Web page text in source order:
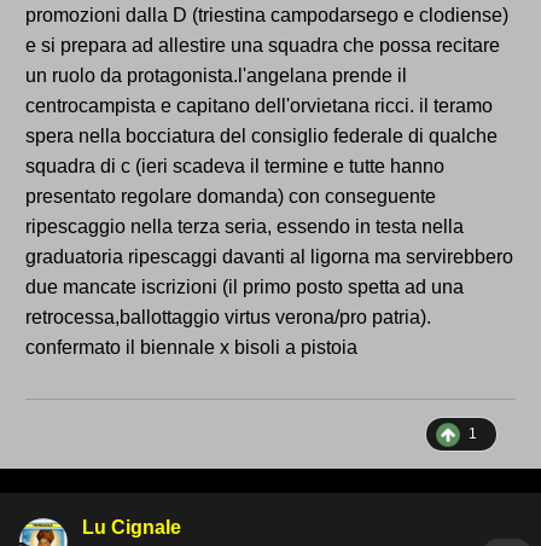
promozioni dalla D (triestina campodarsego e clodiense)
e si prepara ad allestire una squadra che possa recitare
un ruolo da protagonista.l'angelana prende il
centrocampista e capitano dell'orvietana ricci. il teramo
spera nella bocciatura del consiglio federale di qualche
squadra di c (ieri scadeva il termine e tutte hanno
presentato regolare domanda) con conseguente
ripescaggio nella terza seria, essendo in testa nella
graduatoria ripescaggi davanti al ligorna ma servirebbero
due mancate iscrizioni (il primo posto spetta ad una
retrocessa,ballottaggio virtus verona/pro patria).
confermato il biennale x bisoli a pistoia
1
Lu Cignale